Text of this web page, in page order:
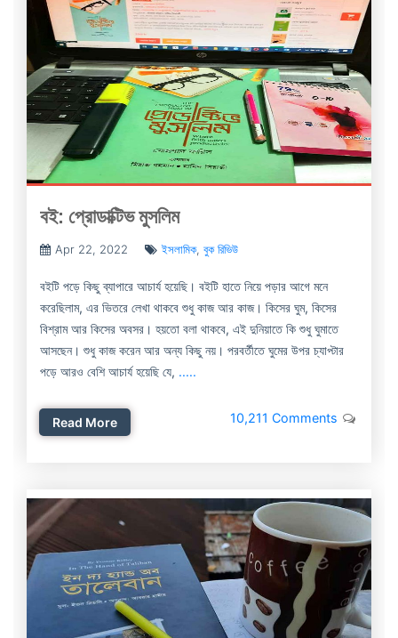
বই: প্রোডাক্টিভ মুসলিম
Apr 22, 2022 ইসলামিক, বুক রিভিউ
বইটি পড়ে কিছু ব্যাপারে আচার্য হয়েছি। বইটি হাতে নিয়ে পড়ার আগে মনে
করেছিলাম, এর ভিতরে লেখা থাকবে শুধু কাজ আর কাজ। কিসের ঘুম, কিসের
বিশ্রাম আর কিসের অবসর। হয়তো বলা থাকবে, এই দুনিয়াতে কি শুধু ঘুমাতে
আসছেন। শুধু কাজ করেন আর অন্য কিছু নয়। পরবর্তীতে ঘুমের উপর চ্যাপ্টার
পড়ে আরও বেশি আচার্য হয়েছি যে, .....
Read More 10,211 Comments